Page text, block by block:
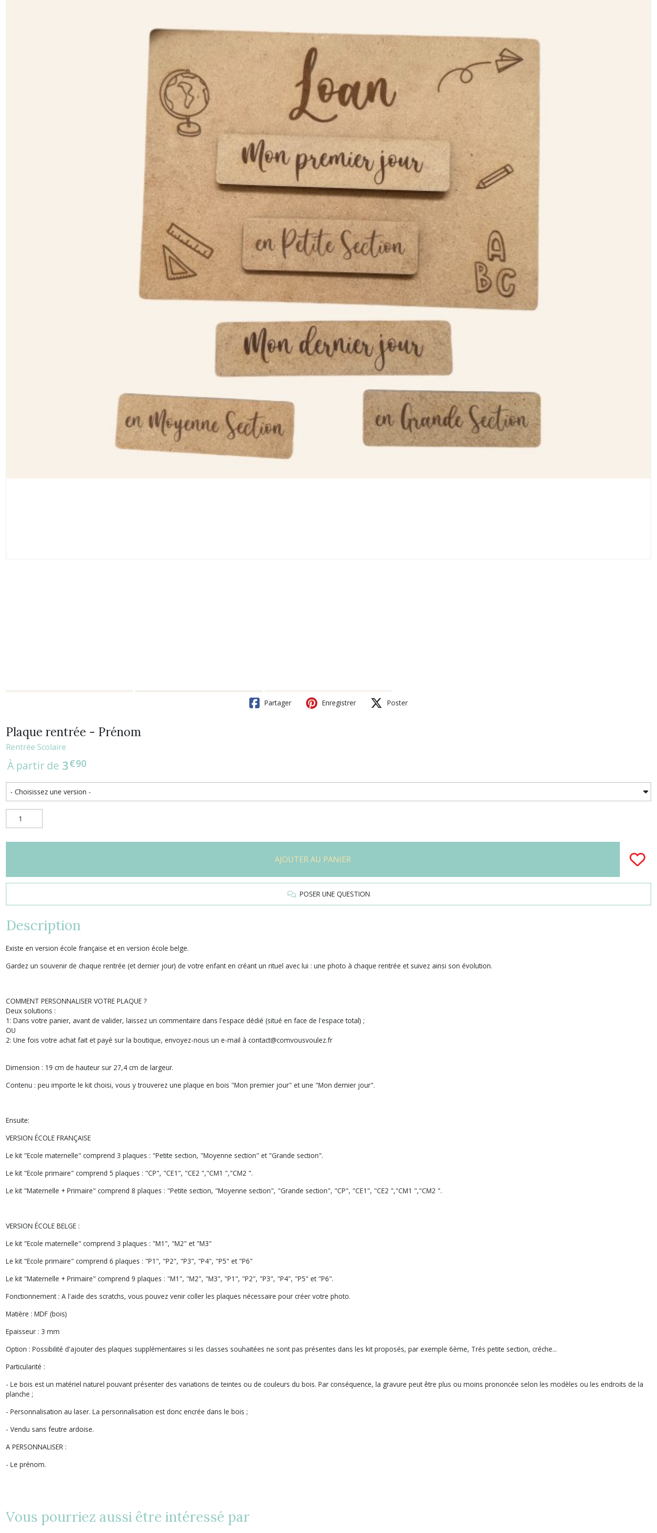
Partager Enregistrer Poster
Plaque rentrée - Prénom
Rentrée Scolaire
À partir de 3€90
AJOUTER AU PANIER
POSER UNE QUESTION
Description
Existe en version école française et en version école belge.
Gardez un souvenir de chaque rentrée (et dernier jour) de votre enfant en créant un rituel avec lui : une photo à chaque rentrée et suivez ainsi son évolution.
COMMENT PERSONNALISER VOTRE PLAQUE ?
Deux solutions :
1: Dans votre panier, avant de valider, laissez un commentaire dans l'espace dédié (situé en face de l'espace total) ;
OU
2: Une fois votre achat fait et payé sur la boutique, envoyez-nous un e-mail à contact@comvousvoulez.fr
Dimension : 19 cm de hauteur sur 27,4 cm de largeur.
Contenu : peu importe le kit choisi, vous y trouverez une plaque en bois "Mon premier jour" et une "Mon dernier jour".
Ensuite:
VERSION ÉCOLE FRANÇAISE
Le kit "Ecole maternelle" comprend 3 plaques : "Petite section, "Moyenne section" et "Grande section".
Le kit "Ecole primaire" comprend 5 plaques : "CP", "CE1", "CE2 ","CM1 ","CM2 ".
Le kit "Maternelle + Primaire" comprend 8 plaques : "Petite section, "Moyenne section", "Grande section", "CP", "CE1", "CE2 ","CM1 ","CM2 ".
VERSION ÉCOLE BELGE :
Le kit "Ecole maternelle" comprend 3 plaques : "M1", "M2" et "M3"
Le kit "Ecole primaire" comprend 6 plaques : "P1", "P2", "P3", "P4", "P5" et "P6"
Le kit "Maternelle + Primaire" comprend 9 plaques : "M1", "M2", "M3", "P1", "P2", "P3", "P4", "P5" et "P6".
Fonctionnement : A l'aide des scratchs, vous pouvez venir coller les plaques nécessaire pour créer votre photo.
Matière : MDF (bois)
Epaisseur : 3 mm
Option : Possibilité d'ajouter des plaques supplémentaires si les classes souhaitées ne sont pas présentes dans les kit proposés, par exemple 6ème, Trés petite section, créche...
Particularité :
- Le bois est un matériel naturel pouvant présenter des variations de teintes ou de couleurs du bois. Par conséquence, la gravure peut être plus ou moins prononcée selon les modèles ou les endroits de la
planche ;
- Personnalisation au laser. La personnalisation est donc encrée dans le bois ;
- Vendu sans feutre ardoise.
A PERSONNALISER :
- Le prénom.
Vous pourriez aussi être intéressé par